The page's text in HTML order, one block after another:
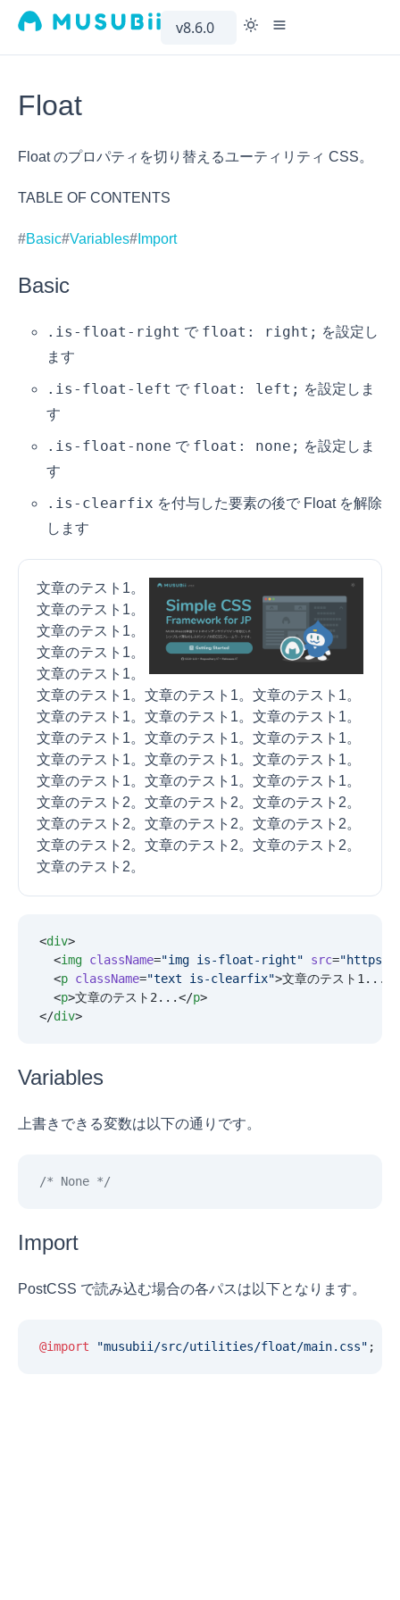
v8.6.0
Demo
GitHub
Setup
Float
Float のプロパティを切り替えるユーティリティ CSS。
TABLE OF CONTENTS
Basic Variables Import
Basic
.is-float-right で float: right; を設定し
ます
.is-float-left で float: left; を設定しま
す
.is-float-none で float: none; を設定しま
す
.is-clearfix を付与した要素の後で Float を解除
します
文章のテスト1。
文章のテスト1。
文章のテスト1。
文章のテスト1。
文章のテスト1。
文章のテスト1。文章のテスト1。文章のテスト1。
文章のテスト1。文章のテスト1。文章のテスト1。
文章のテスト1。文章のテスト1。文章のテスト1。
文章のテスト1。文章のテスト1。文章のテスト1。
文章のテスト1。文章のテスト1。文章のテスト1。
文章のテスト2。文章のテスト2。文章のテスト2。
文章のテスト2。文章のテスト2。文章のテスト2。
文章のテスト2。文章のテスト2。文章のテスト2。
文章のテスト2。
<div>
  <
img className="img is-float-right" src="https://
  <
p className="text is-clearfix">文章のテスト1...</
  <
p>文章のテスト2...</p>
</div>
Variables
上書きできる変数は以下の通りです。
/* None */
Import
PostCSS で読み込む場合の各パスは以下となります。
@import "musubii/src/utilities/float/main.css" ;